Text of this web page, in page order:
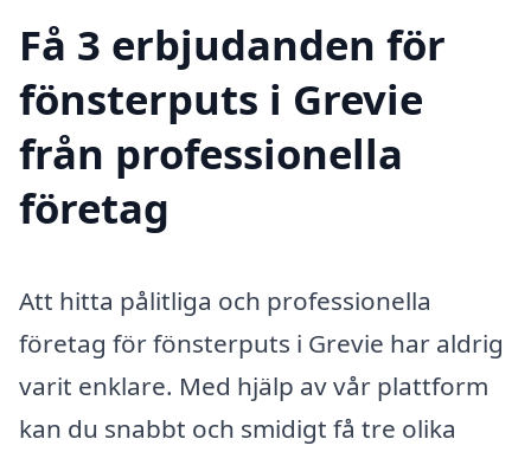
Få 3 erbjudanden för
fönsterputs i Grevie
från professionella
företag
Att hitta pålitliga och professionella
företag för fönsterputs i Grevie har aldrig
varit enklare. Med hjälp av vår plattform
kan du snabbt och smidigt få tre olika